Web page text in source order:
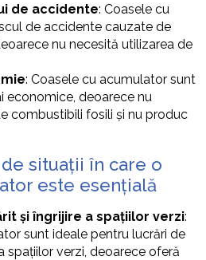
de accidente: Coasele cu
de accidente cauzate de
nu necesită utilizarea de
: Coasele cu acumulator sunt
economice, deoarece nu
combustibili fosili și nu produc
situații în care o
este esențială
și îngrijire a spațiilor verzi:
sunt ideale pentru lucrări de
spațiilor verzi, deoarece oferă